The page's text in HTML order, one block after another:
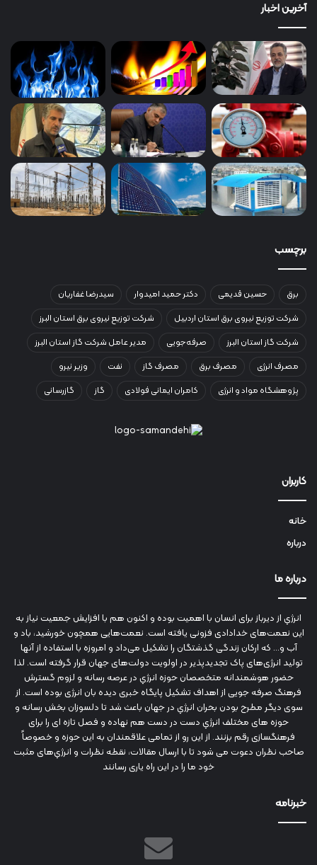
آخرین اخبار
برچسب
برق حسین قدیمی دکتر حمید امیدوار
سیدرضا غفاریان
شرکت توزیع نیروی برق استان اردبیل
شرکت توزیع نیروی برق استان البرز
شرکت گاز استان البرز
صرفه‌جویی
مدیر عامل شرکت گاز استان البرز
مصرف انرژی
مصرف برق مصرف گاز نفت
وزیر نیرو
پژوهشگاه مواد و انرژی
کامران ایمانی فولادی گاز گازرسانی
کاربران
خانه
درباره
درباره ما
انرژي‌ از دیرباز برای انسان با اهمیت بوده و اکنون هم با افزایش جمعیت نیاز به
این نعمت‌های خدادادی فزونی یافته است. نعمت‌هایی همچون خورشید، باد و
آب و... که ارکان زندگی گذشتگان را تشکیل می‌داد و امروزه با استفاده از آنها
تولید انرژی‌های پاک تجدیدپذیر در اولویت دولت‌های جهان قرار گرفته است. لذا
حضور هوشمندانه متخصصان حوزه انرژي در عرصه رسانه و لزوم گسترش
فرهنگ صرفه جویی از اهداف تشکیل پایگاه خبری دیده بان انرژی بوده است. از
سوی دیگر مطرح بودن بحران انرژي در جهان باعث شد تا دلسوزان بخش رسانه و
حوزه های مختلف انرژي دست در دست هم نهاده و فصل تازه ای را برای
فرهنگسازی رقم بزنند. از این رو از تمامی علاقمندان به این حوزه و خصوصاً
صاحب نظران دعوت می شود تا با ارسال مقالات، نقطه نظرات و انرژي‌های مثبت
خود ما را در این راه یاری رسانند
خبرنامه